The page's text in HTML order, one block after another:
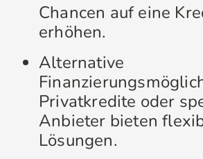
Chancen auf eine
erhöhen.
Alternative
Privatkredite oder
Anbieter bieten
Lösungen.